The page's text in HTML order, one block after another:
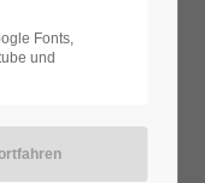
Fonts,
und